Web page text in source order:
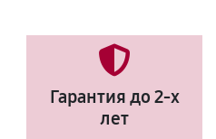
Гарантия до 2-х
лет